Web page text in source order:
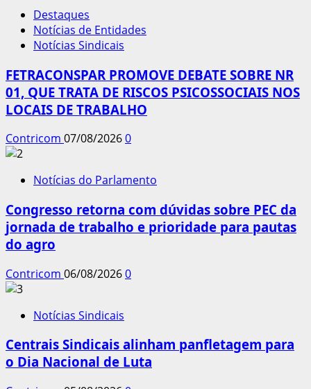
Destaques
Notícias de Entidades
Notícias Sindicais
FETRACONSPAR PROMOVE DEBATE SOBRE NR
01, QUE TRATA DE RISCOS PSICOSSOCIAIS NOS
LOCAIS DE TRABALHO
Contricom 07/08/20260
Notícias do Parlamento
Congresso retorna com dúvidas sobre PEC da
jornada de trabalho e prioridade para pautas
do agro
Contricom 06/08/20260
Notícias Sindicais
Centrais Sindicais alinham panfletagem para
o Dia Nacional de Luta